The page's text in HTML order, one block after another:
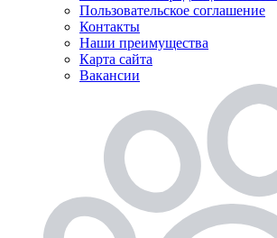
Пользовательское соглашение
Контакты
Наши преимущества
Карта сайта
Вакансии